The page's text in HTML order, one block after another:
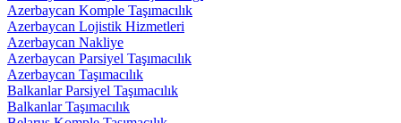
Azerbaycan Komple Taşımacılık
Azerbaycan Lojistik Hizmetleri
Azerbaycan Nakliye
Azerbaycan Parsiyel Taşımacılık
Azerbaycan Taşımacılık
Balkanlar Parsiyel Taşımacılık
Balkanlar Taşımacılık